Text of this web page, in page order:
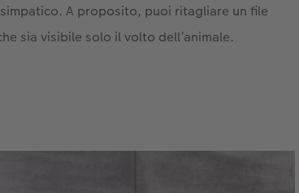
A proposito, puoi ritagliare un file
sia visibile solo il volto dell’animale.